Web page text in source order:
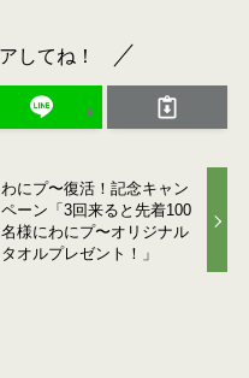
してね！
わにプ〜復活！記念キャン
ペーン「3回来ると先着100
名様にわにプ〜オリジナル
タオルプレゼント！」